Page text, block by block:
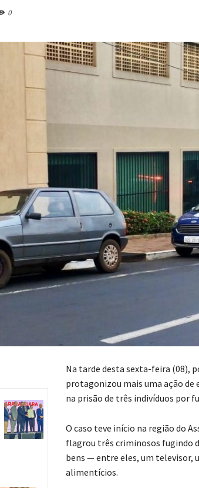
0
Na tarde desta sexta-feira (08),
protagonizou mais uma ação
na prisão de três indivíduos por
O caso teve início na região do
flagrou três criminosos fugindo
bens — entre eles, um televisor,
alimentícios.